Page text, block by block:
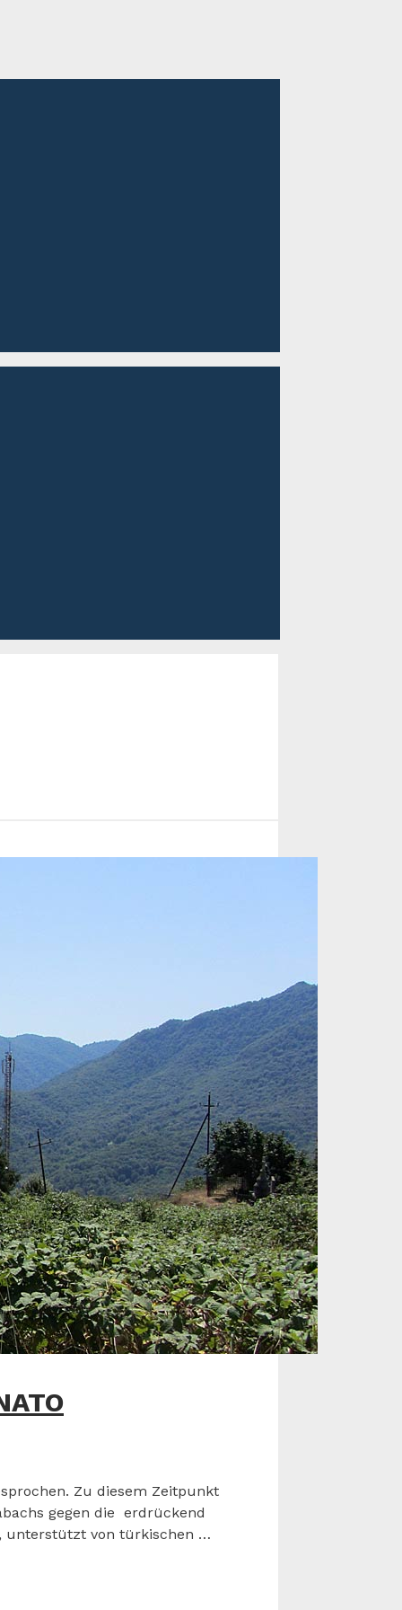
Zu diesem Zeitpunkt
gegen die erdrückend
unterstützt von türkischen …